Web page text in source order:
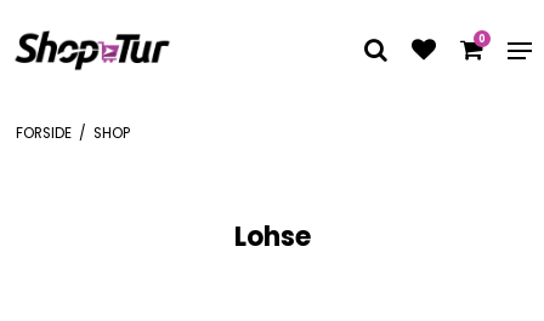
0
FORSIDE / SHOP
Lohse